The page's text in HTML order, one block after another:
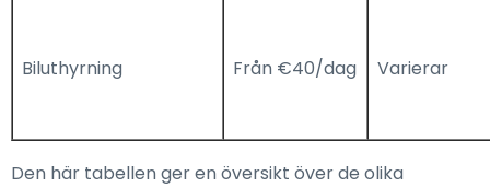
Biluthyrning Från €40/dag Varierar
Den här tabellen ger en översikt över de olika